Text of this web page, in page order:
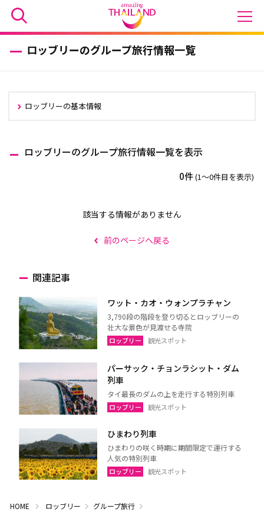
ロッブリーのグループ旅行情報一覧
ロッブリーの基本情報
ロッブリーのグループ旅行情報一覧を表示
0件(1〜0件目を表示)
該当する情報がありません
前のページへ戻る
関連記事
ワット・カオ・ウォンプラチャン
3,790段の階段を登り切るとロッブリーの
壮大な景色が見渡せる寺院
ロッブリー 観光スポット
パーサック・チョンラシット・ダム
列車
タイ最長のダムの上を走行する特別列車
ロッブリー 観光スポット
ひまわり列車
ひまわりの咲く時期に期間限定で運行する
人気の特別列車
ロッブリー 観光スポット
HOME ロッブリー
グループ旅行